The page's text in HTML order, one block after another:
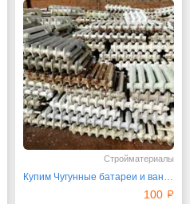
Стройматериалы
Купим Чугунные батареи и ванны б.у
100